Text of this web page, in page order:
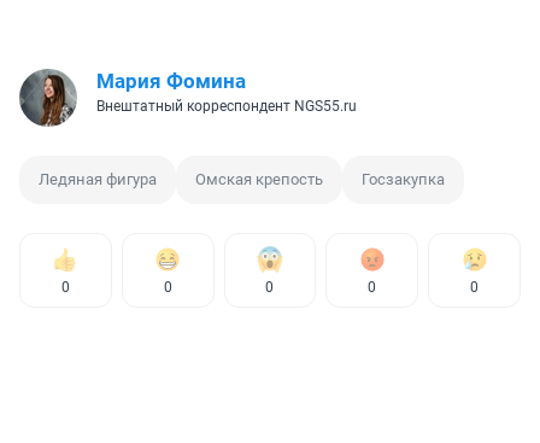
Мария Фомина
Внештатный корреспондент NGS55.ru
Ледяная фигура Омская крепость Госзакупка
0 0 0 0 0